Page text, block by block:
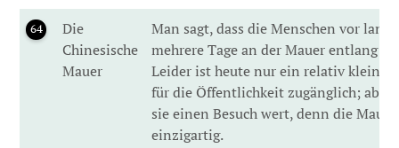
64
Die
Chinesische
Mauer
Man sagt, dass die Menschen vor
mehrere Tage an der Mauer entlang
Leider ist heute nur ein relativ kleines
für die Öffentlichkeit zugänglich;
sie einen Besuch wert, denn die
einzigartig.